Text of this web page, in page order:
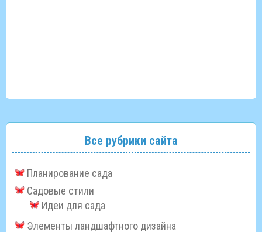
Все рубрики сайта
Планирование сада
Садовые стили
Идеи для сада
Элементы ландшафтного дизайна